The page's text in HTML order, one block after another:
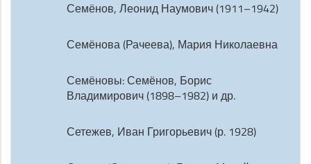
Семёнов, Леонид Наумович (1911–1942)
Семёнова (Рачеева), Мария Николаевна
Семёновы: Семёнов, Борис
Владимирович (1898–1982) и др.
Сетежев, Иван Григорьевич (р. 1928)